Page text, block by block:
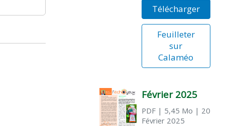
Télécharger
Feuilleter
sur
Calaméo
Février 2025
PDF| 5,45 Mo | 20
Février 2025